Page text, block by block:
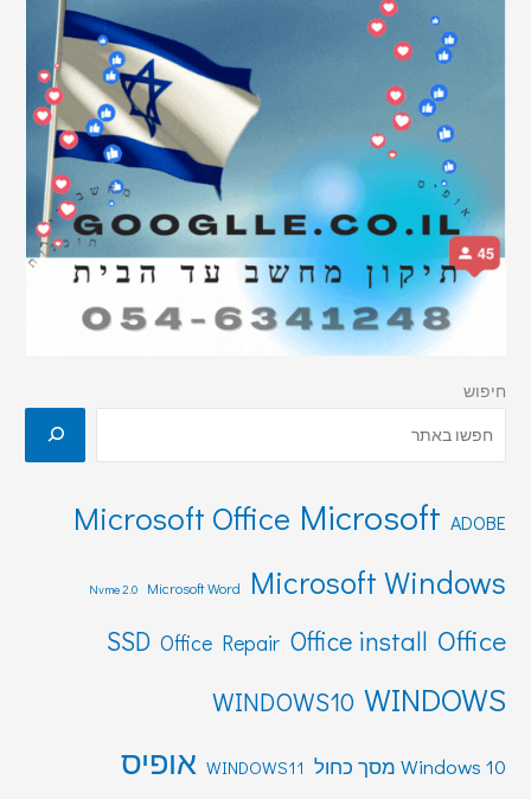
חיפוש
ADOBE
Microsoft
Microsoft Office
Microsoft Windows
Microsoft Word
Nvme 2.0
Office
Office install
Office Repair
SSD
WINDOWS
WINDOWS10
Windows 10 מסך כחול WINDOWS11 אופיס